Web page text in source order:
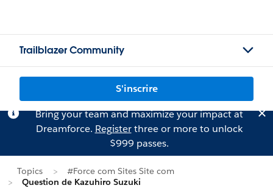
Trailblazer Community
S'inscrire
Bring your team and maximize your impact at
Dreamforce. Registerthree or more to unlock
$999 passes.
Topics
#Force com Sites Site com
Question de Kazuhiro Suzuki